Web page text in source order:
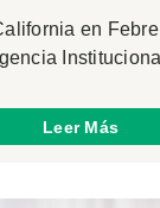
en
Leer Más